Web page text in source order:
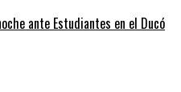
ante Estudiantes en el Ducó